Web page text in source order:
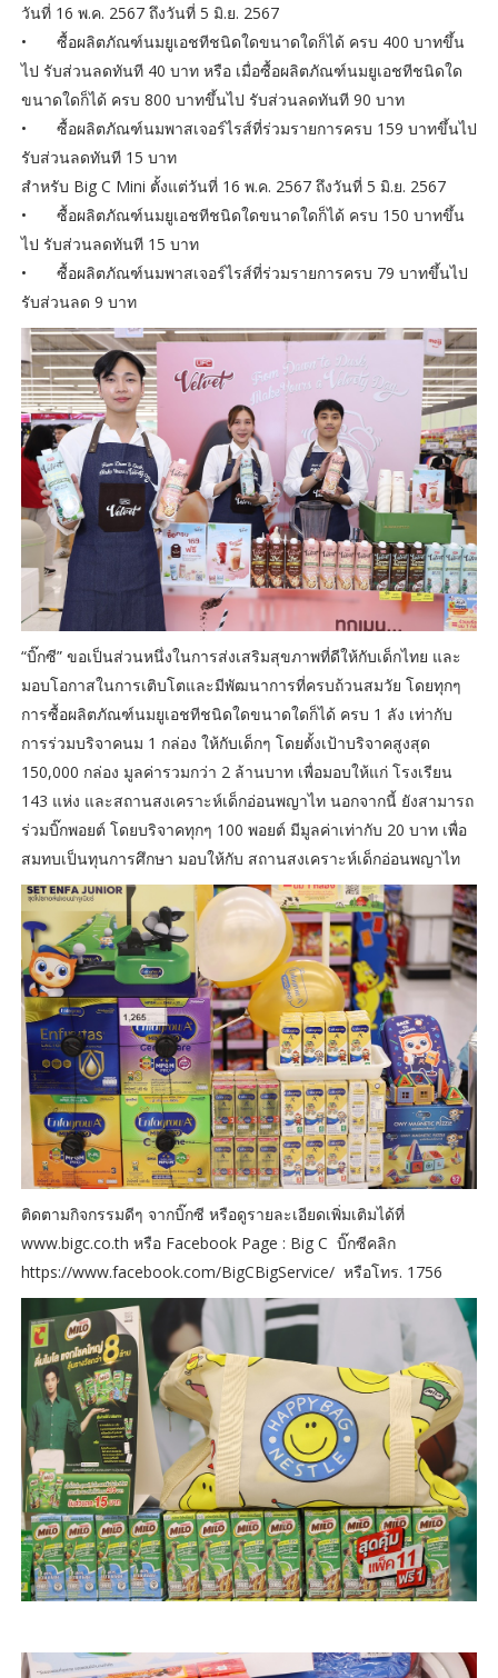
วันที่ 16 พ.ค. 2567 ถึงวันที่ 5 มิ.ย. 2567
•
ซื้อผลิตภัณฑ์นมยูเอชทีชนิดใดขนาดใดก็ได้ ครบ 400 บาทขึ้น
ไป รับส่วนลดทันที 40 บาท หรือ เมื่อซื้อผลิตภัณฑ์นมยูเอชทีชนิดใด
ขนาดใดก็ได้ ครบ 800 บาทขึ้นไป รับส่วนลดทันที 90 บาท
•
ซื้อผลิตภัณฑ์นมพาสเจอร์ไรส์ที่ร่วมรายการครบ 159 บาทขึ้นไป
รับส่วนลดทันที 15 บาท
สำหรับ Big C Mini ตั้งแต่วันที่ 16 พ.ค. 2567 ถึงวันที่ 5 มิ.ย. 2567
•
ซื้อผลิตภัณฑ์นมยูเอชทีชนิดใดขนาดใดก็ได้ ครบ 150 บาทขึ้น
ไป รับส่วนลดทันที 15 บาท
•
ซื้อผลิตภัณฑ์นมพาสเจอร์ไรส์ที่ร่วมรายการครบ 79 บาทขึ้นไป
รับส่วนลด 9 บาท
“บิ๊กซี” ขอเป็นส่วนหนึ่งในการส่งเสริมสุขภาพที่ดีให้กับเด็กไทย และ
มอบโอกาสในการเติบโตและมีพัฒนาการที่ครบถ้วนสมวัย โดยทุกๆ
การซื้อผลิตภัณฑ์นมยูเอชทีชนิดใดขนาดใดก็ได้ ครบ 1 ลัง เท่ากับ
การร่วมบริจาคนม 1 กล่อง ให้กับเด็กๆ โดยตั้งเป้าบริจาคสูงสุด
150,000 กล่อง มูลค่ารวมกว่า 2 ล้านบาท เพื่อมอบให้แก่ โรงเรียน
143 แห่ง และสถานสงเคราะห์เด็กอ่อนพญาไท นอกจากนี้ ยังสามารถ
ร่วมบิ๊กพอยต์ โดยบริจาคทุกๆ 100 พอยต์ มีมูลค่าเท่ากับ 20 บาท เพื่อ
สมทบเป็นทุนการศึกษา มอบให้กับ สถานสงเคราะห์เด็กอ่อนพญาไท
ติดตามกิจกรรมดีๆ จากบิ๊กซี หรือดูรายละเอียดเพิ่มเติมได้ที่
www.bigc.co.th หรือ Facebook Page : Big C บิ๊กซีคลิก
https://www.facebook.com/BigCBigService/ หรือโทร. 1756